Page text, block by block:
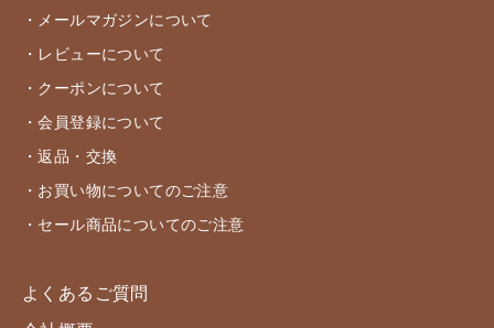
・メールマガジンについて
・レビューについて
・クーポンについて
・会員登録について
・返品・交換
・お買い物についてのご注意
・セール商品についてのご注意
よくあるご質問